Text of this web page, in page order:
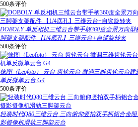
500条评价
DOBOLY 单反相机三维云台带手柄360度全景万向
脚架支架配件 【1/4底孔】三维云台+自锁旋转夹
500条评价
徕图（Leofoto） 云台 齿轮云台 微调三维齿轮云台
单反微单云台 G4
500条评价
轻装时代Q80三维云台 三向俯仰竖拍双手柄铝合金
影摄像机滑轨三脚架云台